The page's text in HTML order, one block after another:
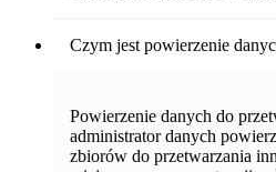
Czym jest powierzenie
Powierzenie danych do
administrator danych
zbiorów do przetwarzania